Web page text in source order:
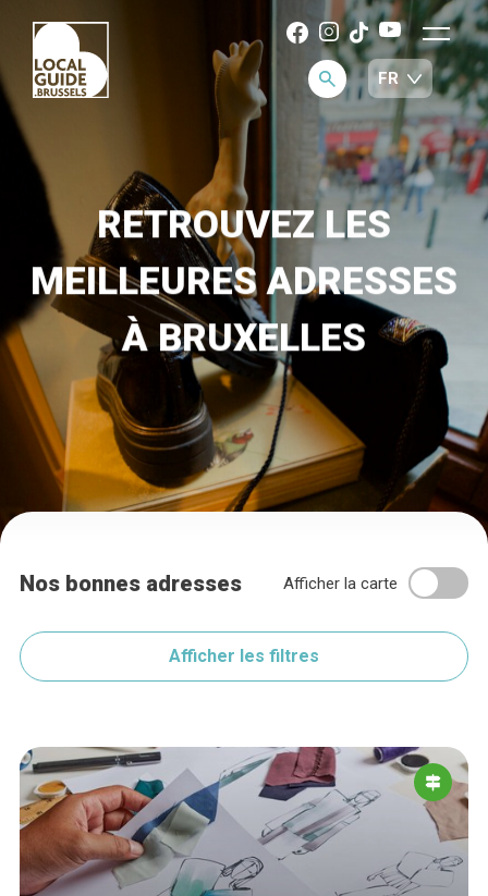
RETROUVEZ LES
MEILLEURES ADRESSES
À BRUXELLES
Nos bonnes adresses Afficher la carte
Afficher les filtres